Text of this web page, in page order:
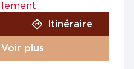
Itinéraire
Voir plus